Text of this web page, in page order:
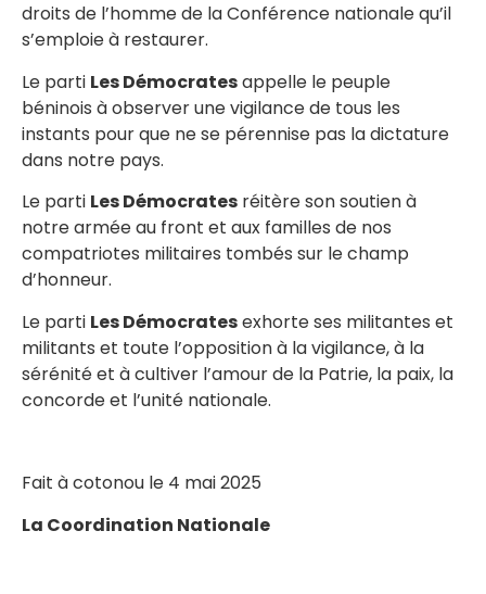
droits de l’homme de la Conférence nationale qu’il
s’emploie à restaurer.
Le parti Les Démocratesappelle le peuple
béninois à observer une vigilance de tous les
instants pour que ne se pérennise pas la dictature
dans notre pays.
Le parti Les Démocrates réitère son soutien à
notre armée au front et aux familles de nos
compatriotes militaires tombés sur le champ
d’honneur.
Le parti Les Démocratesexhorte ses militantes et
militants et toute l’opposition à la vigilance, à la
sérénité et à cultiver l’amour de la Patrie, la paix, la
concorde et l’unité nationale.
Fait à cotonou le 4 mai 2025
La Coordination Nationale